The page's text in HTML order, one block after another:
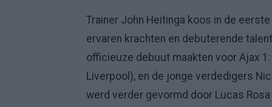
Trainer John Heitinga koos in de
ervaren krachten en debuterende
officieuze debuut maakten voor Ajax
Liverpool), en de jonge verdedigers
werd verder gevormd door Lucas